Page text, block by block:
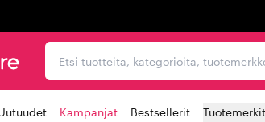
Etsi tuotteita, kategorioita,
Kampanjat Bestsellerit Tuotemerkit